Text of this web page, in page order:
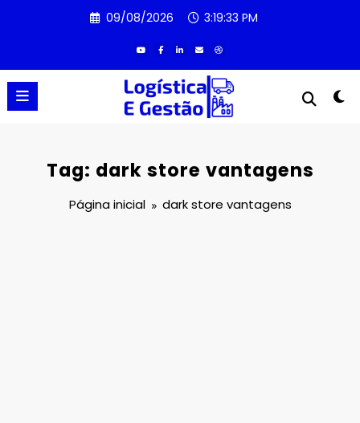
09/08/2026 3:19:33 PM
Tag: dark store vantagens
Página inicial dark store vantagens